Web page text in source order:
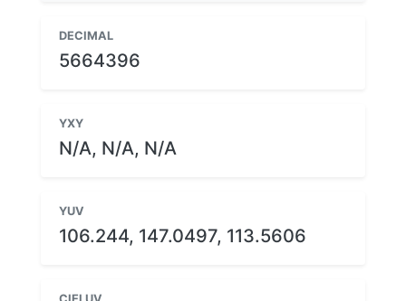
DECIMAL
5664396
YXY
N/A, N/A, N/A
YUV
106.244, 147.0497, 113.5606
CIELUV